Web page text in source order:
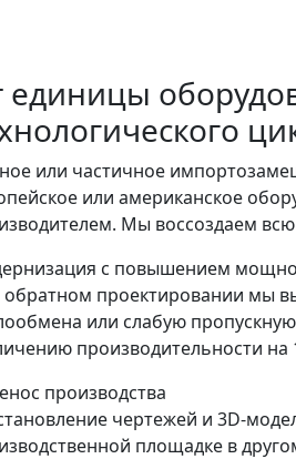
единицы
или частичное
или американское
Мы воссоздаем
с повышением
проектировании мы
или слабую
производительности на
производства
чертежей и 3D-
площадке в